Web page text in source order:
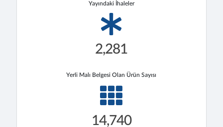
Yayındaki İhaleler
2,281
Yerli Malı Belgesi Olan Ürün Sayısı
14,740